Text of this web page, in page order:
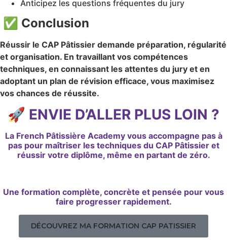
Anticipez les questions fréquentes du jury
✅ Conclusion
Réussir le CAP Pâtissier demande préparation, régularité
et organisation. En travaillant vos compétences
techniques, en connaissant les attentes du jury et en
adoptant un plan de révision efficace, vous maximisez
vos chances de réussite.
🚀 ENVIE D’ALLER PLUS LOIN ?
La French Pâtissière Academyvous accompagne pas à
pas pour maîtriser les techniques du CAP Pâtissier et
réussir votre diplôme, même en partant de zéro.
Une formation complète, concrète et pensée pour vous
faire progresser rapidement.
DÉCOUVREZ MA FORMATION CAP PATISSIER